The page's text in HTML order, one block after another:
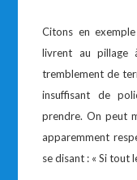
Citons en
livrent au pillage
tremblement de
insuffisant de
prendre. On peut
apparemment
se disant : « Si tout